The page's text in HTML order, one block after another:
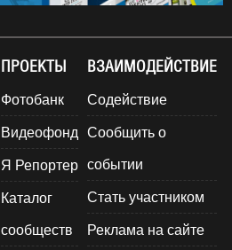
ПРОЕКТЫ
Фотобанк
Видеофонд
Я Репортер
Каталог
сообществ
ВЗАИМОДЕЙСТВИЕ
Содействие
Сообщить о
событии
Стать участником
Реклама на сайте